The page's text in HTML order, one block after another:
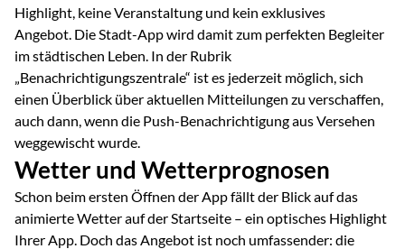
Highlight, keine Veranstaltung und kein exklusives
Angebot. Die Stadt-App wird damit zum perfekten Begleiter
im städtischen Leben. In der Rubrik
„Benachrichtigungszentrale“ ist es jederzeit möglich, sich
einen Überblick über aktuellen Mitteilungen zu verschaffen,
auch dann, wenn die Push-Benachrichtigung aus Versehen
weggewischt wurde.
Wetter und Wetterprognosen
Schon beim ersten Öffnen der App fällt der Blick auf das
animierte Wetter auf der Startseite – ein optisches Highlight
Ihrer App. Doch das Angebot ist noch umfassender: die